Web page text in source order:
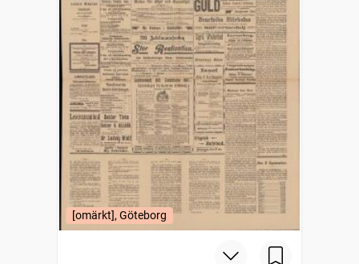
[omärkt], Göteborg